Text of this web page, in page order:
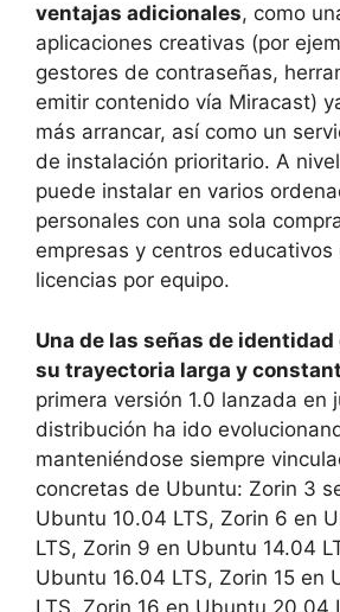
ventajas adicionales, como
aplicaciones creativas (por
gestores de contraseñas,
emitir contenido vía Miracast)
más arrancar, así como un
de instalación prioritario. A
puede instalar en varios
personales con una sola
empresas y centros
licencias por equipo.
Una de las señas de identidad
su trayectoria larga y
primera versión 1.0 lanzada en
distribución ha ido
manteniéndose siempre
concretas de Ubuntu: Zorin 3
Ubuntu 10.04 LTS, Zorin 6 en
LTS, Zorin 9 en Ubuntu 14.04
Ubuntu 16.04 LTS, Zorin 15 en
LTS, Zorin 16 en Ubuntu 20.04